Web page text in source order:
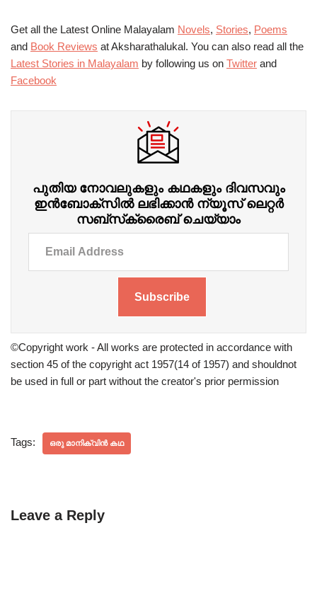
Get all the Latest Online Malayalam Novels, Stories, Poems
and Book Reviews at Aksharathalukal. You can also read all the
Latest Stories in Malayalam by following us on Twitter and
Facebook
പുതിയ നോവലുകളും കഥകളും ദിവസവും
ഇന്‍ബോക്‌സില്‍ ലഭിക്കാന്‍ ന്യൂസ് ലെറ്റർ
സബ്‌സ്‌ക്രൈബ് ചെയ്യാം
Subscribe
©Copyright work - All works are protected in accordance with
section 45 of the copyright act 1957(14 of 1957) and shouldnot
be used in full or part without the creator's prior permission
Tags: ഒരു മാനിക്വിൻ കഥ
Leave a Reply